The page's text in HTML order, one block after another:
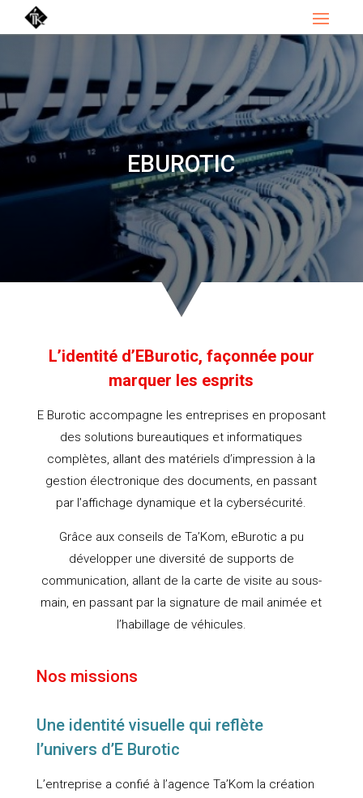
EBUROTIC
L’identité d’EBurotic, façonnée pour
marquer les esprits
E Burotic accompagne les entreprises en proposant
des solutions bureautiques et informatiques
complètes, allant des matériels d’impression à la
gestion électronique des documents, en passant
par l’affichage dynamique et la cybersécurité.
Grâce aux conseils de Ta’Kom, eBurotic a pu
développer une diversité de supports de
communication, allant de la carte de visite au sous-
main, en passant par la signature de mail animée et
l’habillage de véhicules.
Nos missions
Une identité visuelle qui reflète
l’univers d’E Burotic
L’entreprise a confié à l’agence Ta’Kom la création